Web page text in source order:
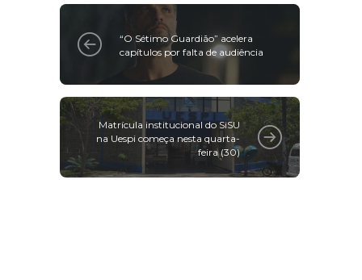
“O Sétimo Guardião” acelera
capítulos por falta de audiência
Matrícula institucional do SiSU
na Uespi começa nesta quarta-
feira (30)